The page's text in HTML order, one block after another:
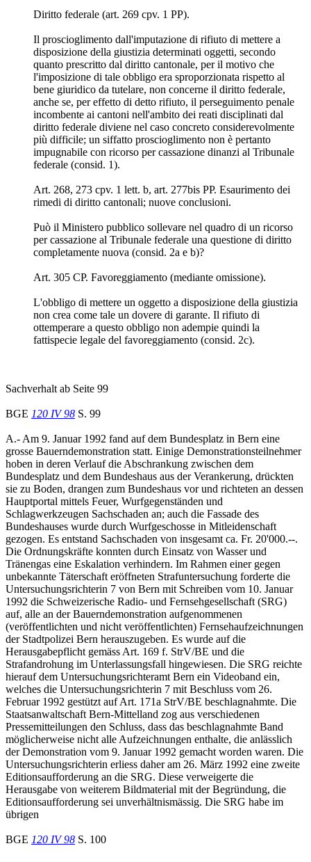
Diritto federale (art. 269 cpv. 1 PP).
Il proscioglimento dall'imputazione di rifiuto di mettere a
disposizione della giustizia determinati oggetti, secondo
quanto prescritto dal diritto cantonale, per il motivo che
l'imposizione di tale obbligo era sproporzionata rispetto al
bene giuridico da tutelare, non concerne il diritto federale,
anche se, per effetto di detto rifiuto, il perseguimento penale
incombente ai cantoni nell'ambito dei reati disciplinati dal
diritto federale diviene nel caso concreto considerevolmente
più difficile; un siffatto proscioglimento non è pertanto
impugnabile con ricorso per cassazione dinanzi al Tribunale
federale (consid. 1).
Art. 268, 273 cpv. 1 lett. b, art. 277bis PP. Esaurimento dei
rimedi di diritto cantonali; nuove conclusioni.
Può il Ministero pubblico sollevare nel quadro di un ricorso
per cassazione al Tribunale federale una questione di diritto
completamente nuova (consid. 2a e b)?
Art. 305 CP. Favoreggiamento (mediante omissione).
L'obbligo di mettere un oggetto a disposizione della giustizia
non crea come tale un dovere di garante. Il rifiuto di
ottemperare a questo obbligo non adempie quindi la
fattispecie legale del favoreggiamento (consid. 2c).
Sachverhalt ab Seite 99
BGE 120 IV 98 S. 99
A.- Am 9. Januar 1992 fand auf dem Bundesplatz in Bern eine
grosse Bauerndemonstration statt. Einige Demonstrationsteilnehmer
hoben in deren Verlauf die Abschrankung zwischen dem
Bundesplatz und dem Bundeshaus aus der Verankerung, drückten
sie zu Boden, drangen zum Bundeshaus vor und richteten an dessen
Hauptportal mittels Feuer, Wurfgegenständen und
Schlagwerkzeugen Sachschaden an; auch die Fassade des
Bundeshauses wurde durch Wurfgeschosse in Mitleidenschaft
gezogen. Es entstand Sachschaden von insgesamt ca. Fr. 20'000.--.
Die Ordnungskräfte konnten durch Einsatz von Wasser und
Tränengas eine Eskalation verhindern. Im Rahmen einer gegen
unbekannte Täterschaft eröffneten Strafuntersuchung forderte die
Untersuchungsrichterin 7 von Bern mit Schreiben vom 10. Januar
1992 die Schweizerische Radio- und Fernsehgesellschaft (SRG)
auf, alle an der Bauerndemonstration aufgenommenen
(veröffentlichten und nicht veröffentlichten) Fernsehaufzeichnungen
der Stadtpolizei Bern herauszugeben. Es wurde auf die
Herausgabepflicht gemäss Art. 169 f. StrV/BE und die
Strafandrohung im Unterlassungsfall hingewiesen. Die SRG reichte
hierauf dem Untersuchungsrichteramt Bern ein Videoband ein,
welches die Untersuchungsrichterin 7 mit Beschluss vom 26.
Februar 1992 gestützt auf Art. 171a StrV/BE beschlagnahmte. Die
Staatsanwaltschaft Bern-Mittelland zog aus verschiedenen
Pressemitteilungen den Schluss, dass das beschlagnahmte Band
möglicherweise nicht alle Aufzeichnungen enthalte, die anlässlich
der Demonstration vom 9. Januar 1992 gemacht worden waren. Die
Untersuchungsrichterin erliess daher am 26. März 1992 eine zweite
Editionsaufforderung an die SRG. Diese verweigerte die
Herausgabe von weiterem Bildmaterial mit der Begründung, die
Editionsaufforderung sei unverhältnismässig. Die SRG habe im
übrigen
BGE 120 IV 98 S. 100